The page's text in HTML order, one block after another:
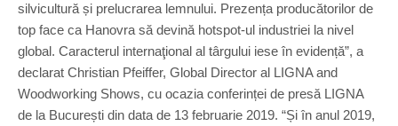
silvicultură și prelucrarea lemnului. Prezența producătorilor de
top face ca Hanovra să devină hotspot-ul industriei la nivel
global. Caracterul internaţional al târgului iese în evidență”, a
declarat Christian Pfeiffer, Global Director al LIGNA and
Woodworking Shows, cu ocazia conferinței de presă LIGNA
de la București din data de 13 februarie 2019. “Și în anul 2019,